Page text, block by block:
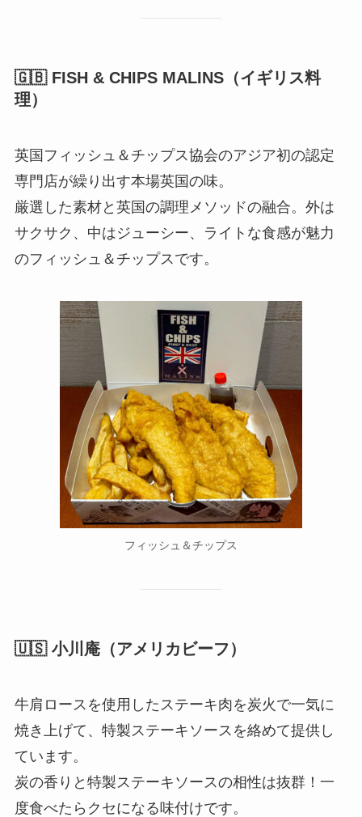
🇬🇧 FISH & CHIPS MALINS（イギリス料
理）
英国フィッシュ＆チップス協会のアジア初の認定
専門店が繰り出す本場英国の味。
厳選した素材と英国の調理メソッドの融合。外は
サクサク、中はジューシー、ライトな食感が魅力
のフィッシュ＆チップスです。
フィッシュ＆チップス
🇺🇸 小川庵（アメリカビーフ）
牛肩ロースを使用したステーキ肉を炭火で一気に
焼き上げて、特製ステーキソースを絡めて提供し
ています。
炭の香りと特製ステーキソースの相性は抜群！一
度食べたらクセになる味付けです。